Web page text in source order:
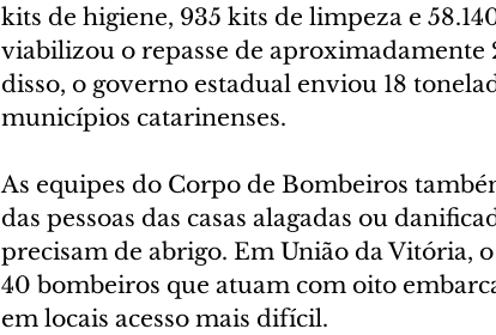
kits de higiene, 935 kits de limpeza e
viabilizou o repasse de aproximadamente
disso, o governo estadual enviou 18
municípios catarinenses.
As equipes do Corpo de Bombeiros
das pessoas das casas alagadas ou
precisam de abrigo. Em União da Vitória,
40 bombeiros que atuam com oito
em locais acesso mais difícil.